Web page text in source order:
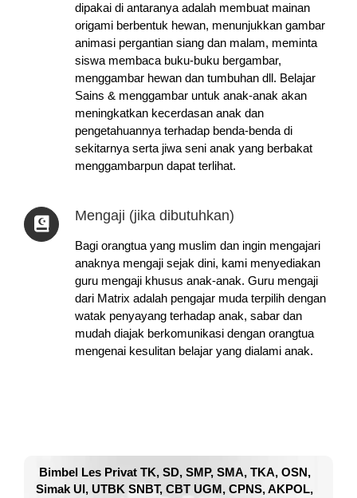
dipakai di antaranya adalah membuat mainan
origami berbentuk hewan, menunjukkan gambar
animasi pergantian siang dan malam, meminta
siswa membaca buku-buku bergambar,
menggambar hewan dan tumbuhan dll. Belajar
Sains & menggambar untuk anak-anak akan
meningkatkan kecerdasan anak dan
pengetahuannya terhadap benda-benda di
sekitarnya serta jiwa seni anak yang berbakat
menggambarpun dapat terlihat.
Mengaji (jika dibutuhkan)
Bagi orangtua yang muslim dan ingin mengajari
anaknya mengaji sejak dini, kami menyediakan
guru mengaji khusus anak-anak. Guru mengaji
dari Matrix adalah pengajar muda terpilih dengan
watak penyayang terhadap anak, sabar dan
mudah diajak berkomunikasi dengan orangtua
mengenai kesulitan belajar yang dialami anak.
Bimbel Les Privat TK, SD, SMP, SMA, TKA, OSN,
Simak UI, UTBK SNBT, CBT UGM, CPNS, AKPOL,